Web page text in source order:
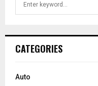
h
o
CATEGORIES
Auto